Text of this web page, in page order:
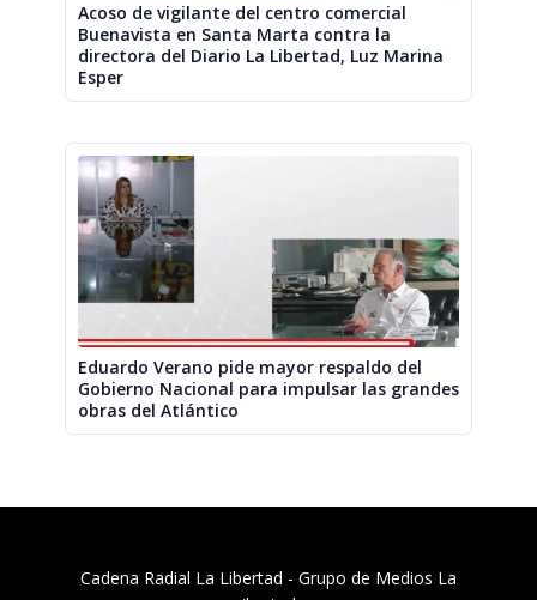
Acoso de vigilante del centro comercial
Buenavista en Santa Marta contra la
directora del Diario La Libertad, Luz Marina
Esper
Eduardo Verano pide mayor respaldo del
Gobierno Nacional para impulsar las grandes
obras del Atlántico
Cadena Radial La Libertad​ - Grupo de Medios La